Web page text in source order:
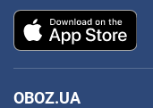
OBOZ.UA